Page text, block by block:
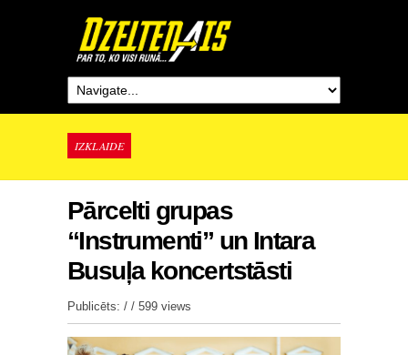
IZKLAIDE
Pārcelti grupas
“Instrumenti” un Intara
Busuļa koncertstāsti
Publicēts: / / 599 views